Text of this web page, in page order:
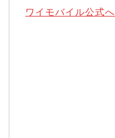
ワイモバイル公式へ